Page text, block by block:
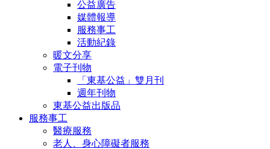
公益廣告
媒體報導
服務事工
活動紀錄
暖文分享
電子刊物
「東基公益」雙月刊
週年刊物
東基公益出版品
服務事工
醫療服務
老人、身心障礙者服務